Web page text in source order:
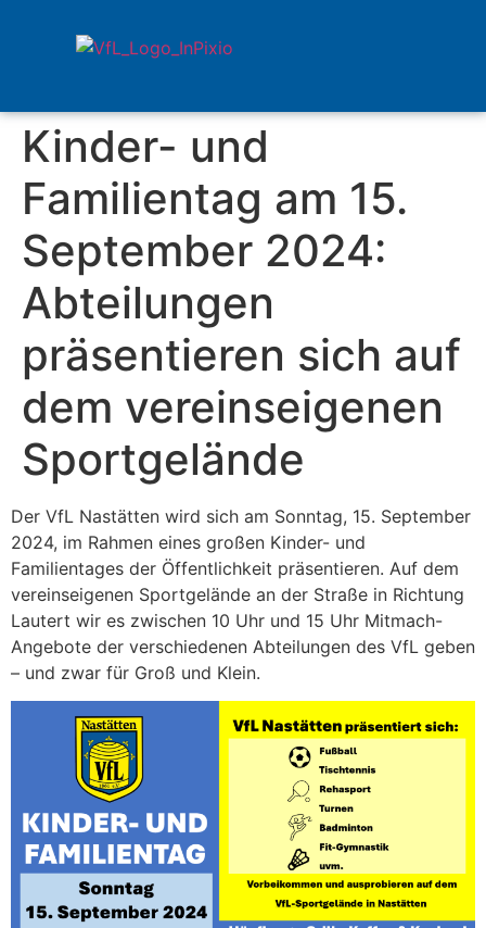
Kinder- und
Familientag am 15.
September 2024:
Abteilungen
präsentieren sich auf
dem vereinseigenen
Sportgelände
Der VfL Nastätten wird sich am Sonntag, 15. September
2024, im Rahmen eines großen Kinder- und
Familientages der Öffentlichkeit präsentieren. Auf dem
vereinseigenen Sportgelände an der Straße in Richtung
Lautert wir es zwischen 10 Uhr und 15 Uhr Mitmach-
Angebote der verschiedenen Abteilungen des VfL geben
– und zwar für Groß und Klein.